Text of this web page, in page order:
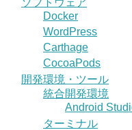
ソフトウェア
Docker
WordPress
Carthage
CocoaPods
開発環境・ツール
統合開発環境
Android
ターミナル